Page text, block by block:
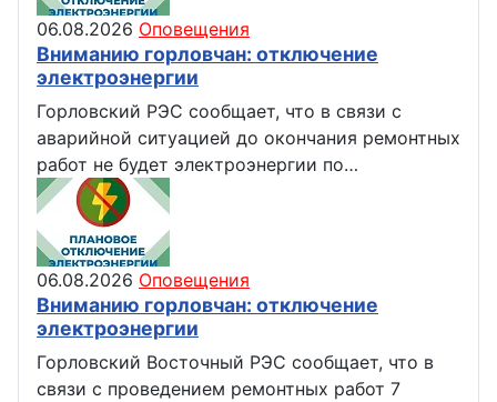
06.08.2026 Оповещения
Вниманию горловчан: отключение
электроэнергии
Горловский РЭС сообщает, что в связи с
аварийной ситуацией до окончания ремонтных
работ не будет электроэнергии по…
06.08.2026 Оповещения
Вниманию горловчан: отключение
электроэнергии
Горловский Восточный РЭС сообщает, что в
связи с проведением ремонтных работ 7